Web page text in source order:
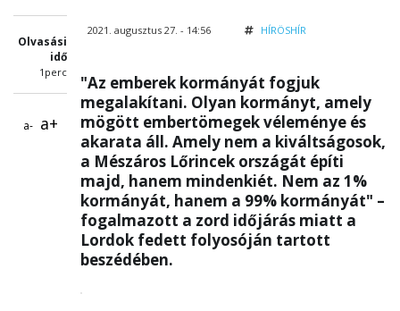
Olvasási
idő
1perc
a- a+
2021. augusztus 27. - 14:56 HÍRÖSHÍR
"Az emberek kormányát fogjuk
megalakítani. Olyan kormányt, amely
mögött embertömegek véleménye és
akarata áll. Amely nem a kiváltságosok,
a Mészáros Lőrincek országát építi
majd, hanem mindenkiét. Nem az 1%
kormányát, hanem a 99% kormányát" –
fogalmazott a zord időjárás miatt a
Lordok fedett folyosóján tartott
beszédében.